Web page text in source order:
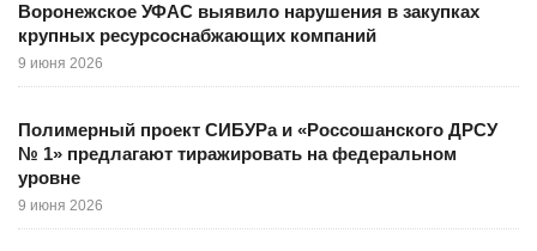
Воронежское УФАС выявило нарушения в закупках
крупных ресурсоснабжающих компаний
9 июня 2026
Полимерный проект СИБУРа и «Россошанского ДРСУ
№ 1» предлагают тиражировать на федеральном
уровне
9 июня 2026